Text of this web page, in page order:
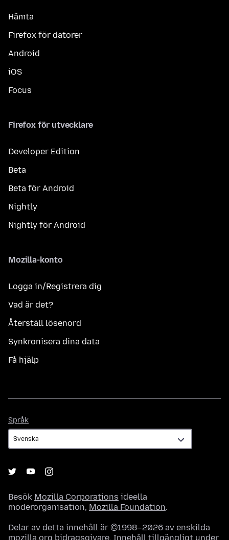
Hämta
Firefox för datorer
Android
iOS
Focus
Firefox för utvecklare
Developer Edition
Beta
Beta för Android
Nightly
Nightly för Android
Mozilla-konto
Logga in/Registrera dig
Vad är det?
Återställ lösenord
Synkronisera dina data
Få hjälp
Språk
Besök Mozilla Corporations ideella
moderorganisation, Mozilla Foundation.
Delar av detta innehåll är ©1998–2026 av enskilda
mozilla.org bidragsgivare. Innehåll tillgängligt under